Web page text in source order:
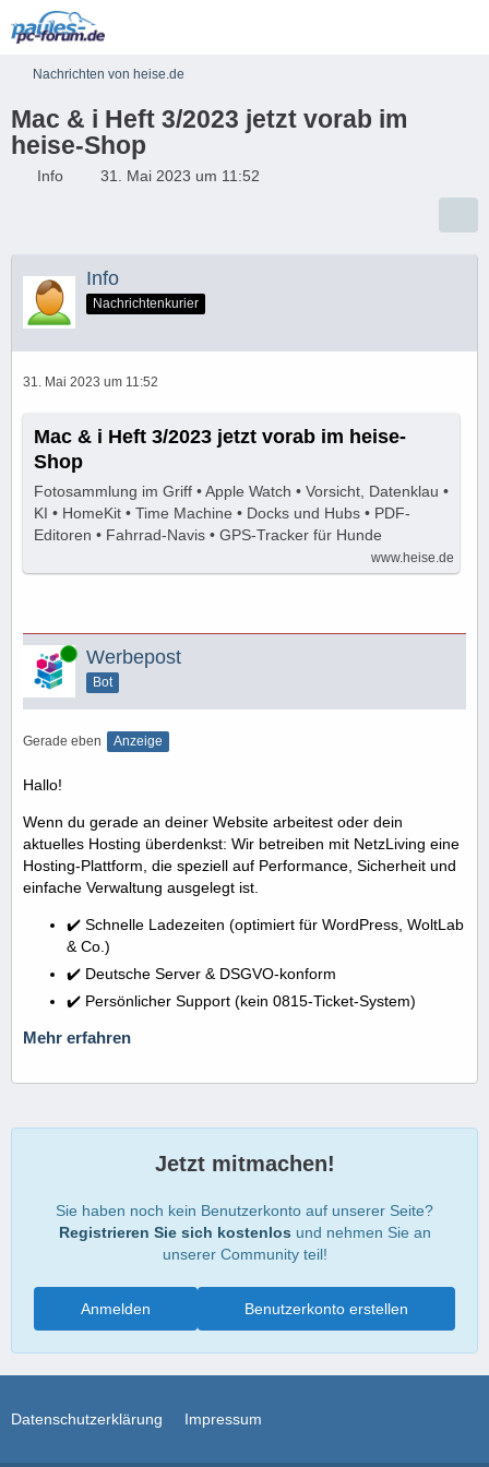
Nachrichten von heise.de
Mac & i Heft 3/2023 jetzt vorab im
heise-Shop
Info 31. Mai 2023 um 11:52
Info
Nachrichtenkurier
31. Mai 2023 um 11:52
Mac & i Heft 3/2023 jetzt vorab im heise-
Shop
Fotosammlung im Griff • Apple Watch • Vorsicht, Datenklau •
KI • HomeKit • Time Machine • Docks und Hubs • PDF-
Editoren • Fahrrad-Navis • GPS-Tracker für Hunde
www.heise.de
Online Werbepost
Bot
Gerade eben Anzeige
Hallo!
Wenn du gerade an deiner Website arbeitest oder dein
aktuelles Hosting überdenkst: Wir betreiben mit NetzLiving eine
Hosting-Plattform, die speziell auf Performance, Sicherheit und
einfache Verwaltung ausgelegt ist.
✔️ Schnelle Ladezeiten (optimiert für WordPress, WoltLab
& Co.)
✔️ Deutsche Server & DSGVO-konform
✔️ Persönlicher Support (kein 0815-Ticket-System)
Mehr erfahren
Jetzt mitmachen!
Sie haben noch kein Benutzerkonto auf unserer Seite?
Registrieren Sie sich kostenlos und nehmen Sie an
unserer Community teil!
Benutzerkonto erstellen
Anmelden
Datenschutzerklärung Impressum